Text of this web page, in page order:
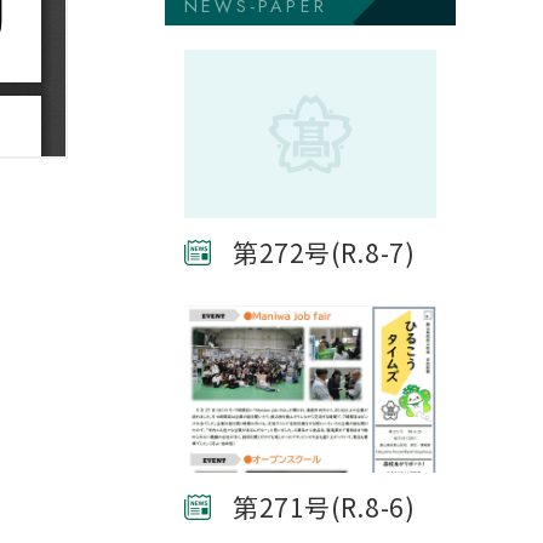
NEWS-PAPER
第272号(R.8-7)
第271号(R.8-6)